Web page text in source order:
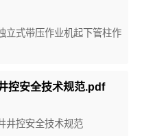
立式带压作业机起下管柱作
控安全技术规范.pdf
井控安全技术规范